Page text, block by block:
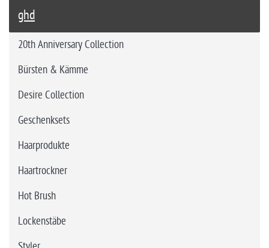
ghd
20th Anniversary Collection
Bürsten & Kämme
Desire Collection
Geschenksets
Haarprodukte
Haartrockner
Hot Brush
Lockenstäbe